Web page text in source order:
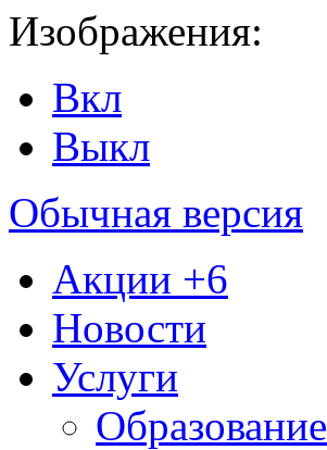
Изображения:
Вкл
Выкл
Обычная версия
Акции +6
Новости
Услуги
Образование